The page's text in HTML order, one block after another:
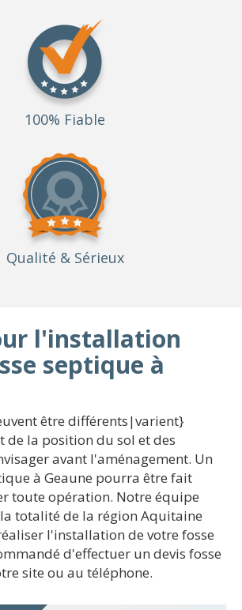
100% Fiable
Qualité & Sérieux
l'installation
septique à
être différents|varient}
de la position du sol et des
avant l'aménagement. Un
à Geaune pourra être fait
toute opération. Notre équipe
totalité de la région Aquitaine
l'installation de votre fosse
d'effectuer un devis fosse
site ou au téléphone.